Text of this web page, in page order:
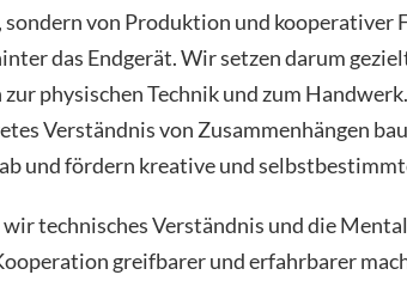
sondern von Produktion und kooperativer
das Endgerät. Wir setzen darum
physischen Technik und zum
Verständnis von Zusammenhängen
und fördern kreative und
technisches Verständnis und die
greifbarer und erfahrbarer